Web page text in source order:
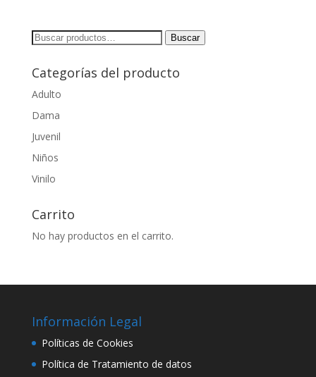
Buscar
Buscar
Categorías del producto
Adulto
Dama
Juvenil
Niños
Vinilo
Carrito
No hay productos en el carrito.
Información Legal
Políticas de Cookies
Política de Tratamiento de datos